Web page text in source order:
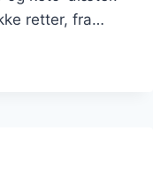
retter, fra…